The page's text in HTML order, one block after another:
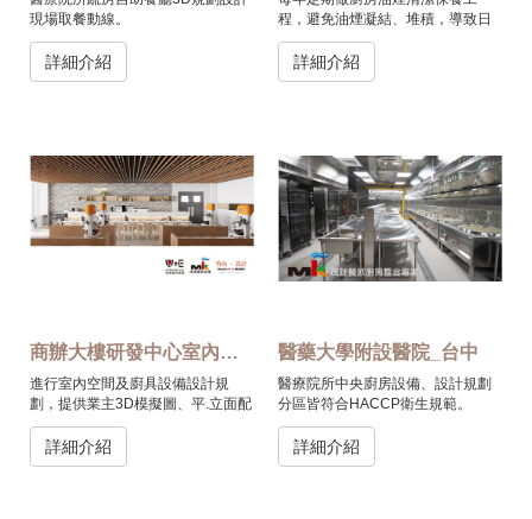
現場取餐動線。
詳細介紹
程，避免油煙凝結、堆積，導致日
久效率降低，排煙不良之患。
詳細介紹
商辦大樓研發中心室內工程_土城
進行室內空間及廚具設備設計規
劃，提供業主3D模擬圖、平.立面配
置、工程初步預算。
詳細介紹
醫藥大學附設醫院_台中
醫療院所中央廚房設備、設計規劃
分區皆符合HACCP衛生規範。
詳細介紹